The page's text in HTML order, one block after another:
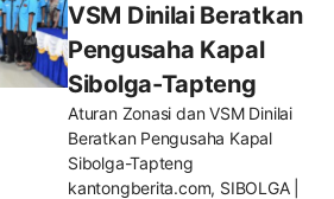
VSM Dinilai Beratkan
Pengusaha Kapal
Sibolga-Tapteng
Aturan Zonasi dan VSM Dinilai
Beratkan Pengusaha Kapal
Sibolga-Tapteng
kantongberita.com, SIBOLGA |